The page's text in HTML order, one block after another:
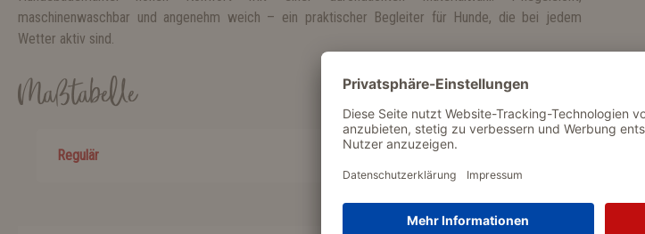
maschinenwaschbar und angenehm weich – ein praktischer Begleiter für Hunde, die bei jedem
Wetter aktiv sind.
Maßtabelle
Regulär